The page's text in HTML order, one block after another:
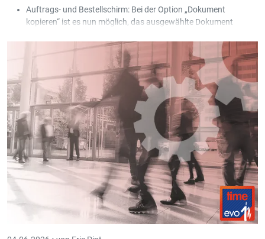
Auftrags- und Bestellschirm: Bei der Option „Dokument
kopieren“ ist es nun möglich, das ausgewählte Dokument
vom Benutzer über eine Auswahl gefiltert werden können.